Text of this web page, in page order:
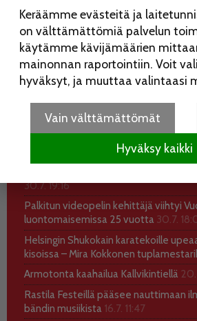
UUSIMMAT
KATSOTUIMMAT
Koko perheen Elojuhlia vietetään
15.8.7.8. 10:28
Kesätauon jälkeinen Vuosaari-lehti
30.7. 19:16
Palkitun videopelin kehittäjä viihtyi
luontomaisemissa 25 vuotta 30.7.
Helsingin Shukokain karatekoille
kisoissa – Mira Kokkonen
Armotonta kaahailua Kallvikintiellä
Rastila Festeillä pääsee nauttimaan
bändin musiikista 16.7. 11:47
Keräämme evästeitä ja
on välttämättömiä palvelun
käytämme kävijämäärien
mainonnan raportointiin. Voit
hyväksyt, ja muuttaa valintaasi
Vain välttämättömät
Hyväksy kaikki